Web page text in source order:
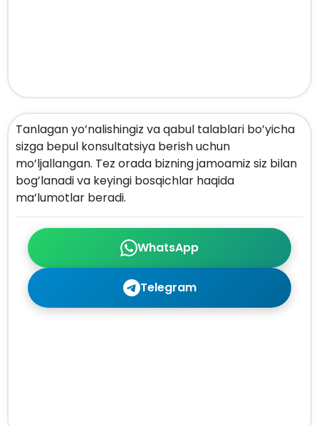
WhatsApp
Telegram
Tanlagan yo’nalishingiz va qabul talablari bo’yicha
sizga bepul konsultatsiya berish uchun
mo’ljallangan. Tez orada bizning jamoamiz siz bilan
bog’lanadi va keyingi bosqichlar haqida
ma’lumotlar beradi.